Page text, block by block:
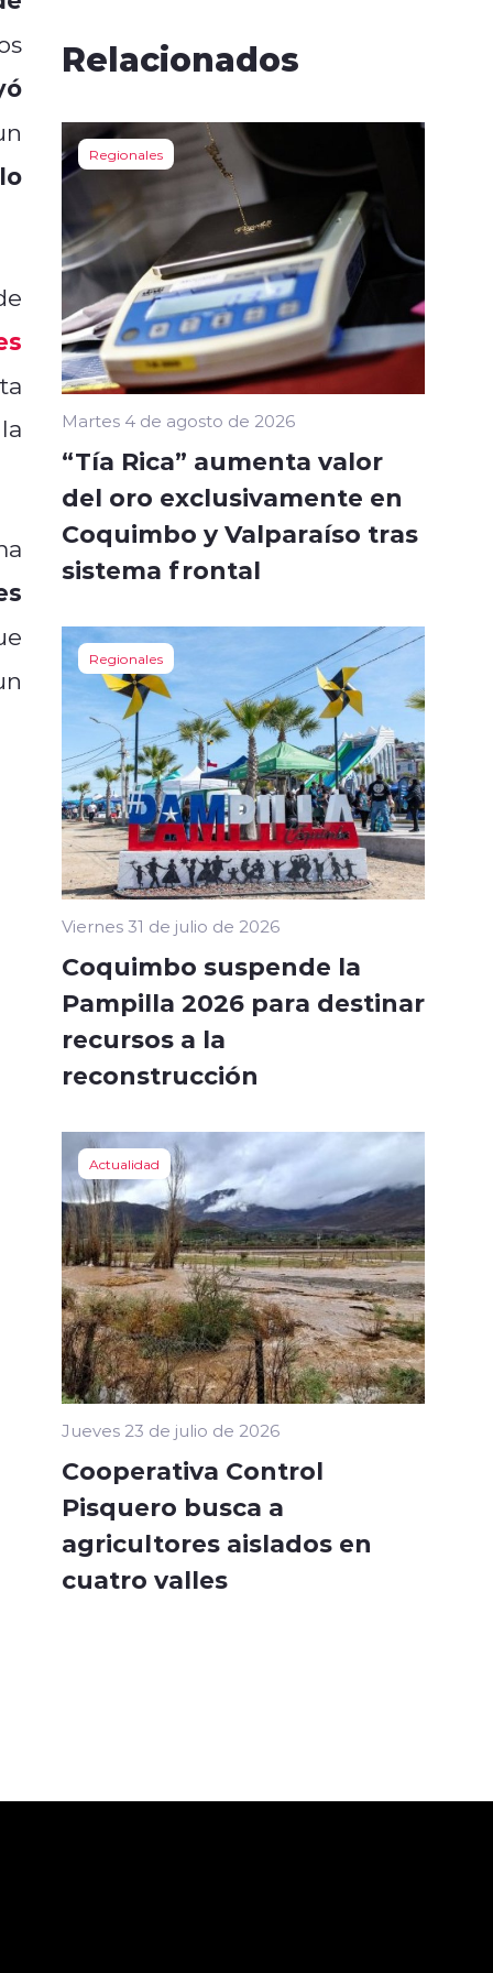
Relacionados
Regionales
Martes 4 de agosto de 2026
“Tía Rica” aumenta valor
del oro exclusivamente en
Coquimbo y Valparaíso tras
sistema frontal
Regionales
Viernes 31 de julio de 2026
Coquimbo suspende la
Pampilla 2026 para destinar
recursos a la
reconstrucción
Actualidad
Jueves 23 de julio de 2026
Cooperativa Control
Pisquero busca a
agricultores aislados en
cuatro valles